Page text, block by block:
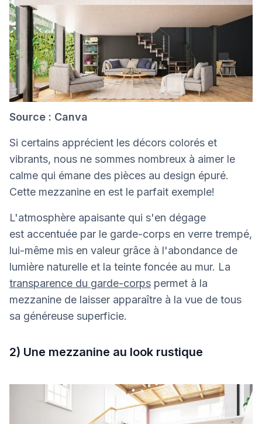
Source : Canva
Si certains apprécient les décors colorés et
vibrants, nous ne sommes nombreux à aimer le
calme qui émane des pièces au design épuré.
Cette mezzanine en est le parfait exemple!
L'atmosphère apaisante qui s'en dégage
est accentuée par le garde-corps en verre trempé,
lui-même mis en valeur grâce à l'abondance de
lumière naturelle et la teinte foncée au mur. La
transparence du garde-corps permet à la
mezzanine de laisser apparaître à la vue de tous
sa généreuse superficie.
2) Une mezzanine au look rustique